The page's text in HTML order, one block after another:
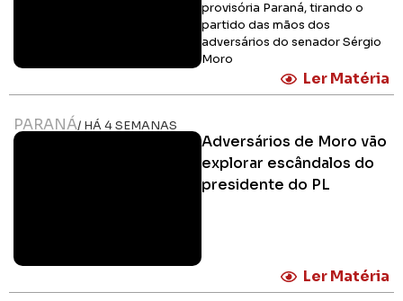
provisória Paraná, tirando o
partido das mãos dos
adversários do senador Sérgio
Moro
Ler Matéria
PARANÁ/ HÁ 4 SEMANAS
Adversários de Moro vão
explorar escândalos do
presidente do PL
Ler Matéria